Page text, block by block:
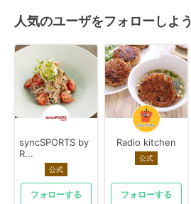
人気のユーザをフォローしよう
syncSPORTS by
R...
公式
フォローする
Radio kitchen
公式
フォローする